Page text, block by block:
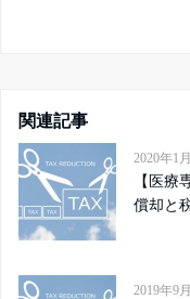
関連記事
2020年1
【医療
償却と
2019年9